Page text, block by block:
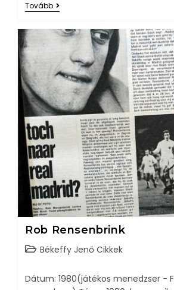
Tovább
Rob Rensenbrink
Békeffy Jenő Cikkek
Dátum: 1980(játékos menedzser -